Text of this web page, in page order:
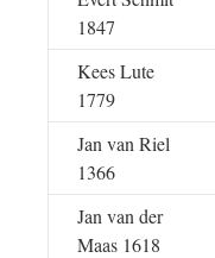
1847
Kees Lute
1779
Jan van Riel
1366
Jan van der
Maas 1618